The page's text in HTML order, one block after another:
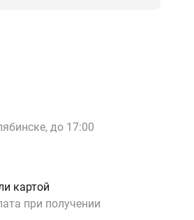
до 17:00
картой
при получении